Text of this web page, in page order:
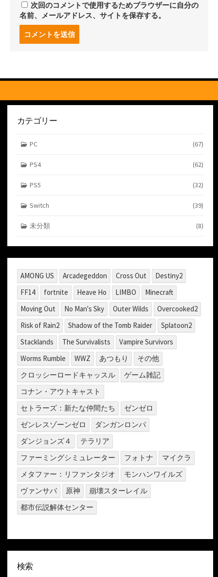
次回のコメントで使用するためブラウザーに自分の
名前、メールアドレス、サイトを保存する。
る
カテゴリー
PC (67)
PS4 (62)
PS5 (32)
Switch (39)
未分類 (8)
AMONG US Arcadegeddon Cross Out
Destiny2
FF14
fortnite Heave Ho LIMBO
Minecraft
Moving Out
No Man's Sky Outer Wilds
Overcooked2
Risk of Rain2
Shadow of the Tomb Raider
Splatoon2
Stacklands
The Survivalists
Vampire Survivors
Worms Rumble
WWZ あつもり
その他
クロッシーロードキャッスル
ゲーム雑記
コナン・アウトキャスト
セトラーズ：新たな仲間たち
ゼンゼロ
ゼンレスゾーンゼロ
ダンガンロンパ
ダンジョンズ４
テラリア
ファーミングシミュレーター
フォトナ
マイクラ
メタファー：リファンタジオ
モンハンワイルズ
ヴァンサバ
原神
崩壊スターレイル
都市伝説解体センター
検索